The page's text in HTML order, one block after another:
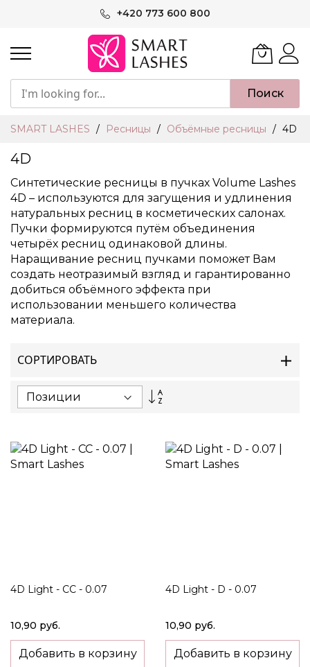
+420 773 600 800
Поиск
SMART LASHES Ресницы Объёмные ресницы 4D
4D
Cинтетические ресницы в пучках Volume Lashes
4D – используются для загущения и удлинения
натуральных ресниц в косметических салонах.
Пучки формируются путём объединения
четырёх ресниц одинаковой длины.
Наращивание ресниц пучками поможет Вам
создать неотразимый взгляд и гарантированно
добиться объёмного эффекта при
использовании меньшего количества
материала.
СОРТИРОВАТЬ
Set
4D Light - CC - 0.07
10,90 руб.
Добавить в корзину
4D Light - D - 0.07
10,90 руб.
Добавить в корзину